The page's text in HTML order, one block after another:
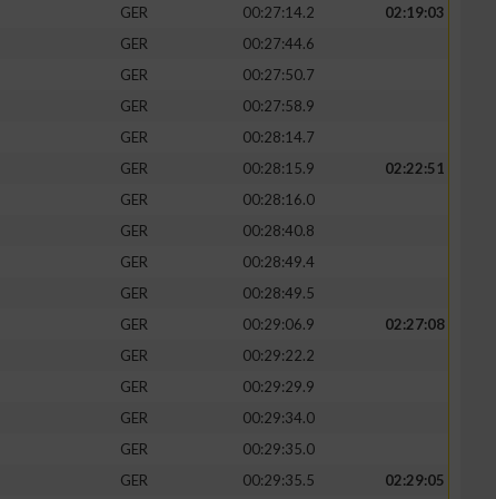
GER 00:27:14.2
02:19:03
GER
00:27:44.6
GER
00:27:50.7
GER
00:27:58.9
GER
00:28:14.7
GER 00:28:15.9
02:22:51
GER
00:28:16.0
GER
00:28:40.8
GER
00:28:49.4
GER
00:28:49.5
GER 00:29:06.9
02:27:08
GER
00:29:22.2
GER
00:29:29.9
GER
00:29:34.0
GER
00:29:35.0
GER 00:29:35.5 02:29:05